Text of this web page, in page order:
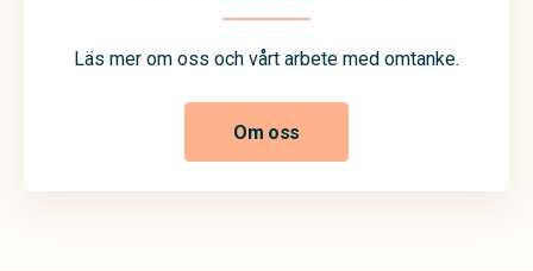
Läs mer om oss och vårt arbete med omtanke.
Om oss